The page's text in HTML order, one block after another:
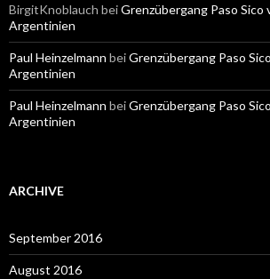
BirgitKnoblauch beiGrenzübergang Paso Sico
Argentinien
Paul Heinzelmann beiGrenzübergang Paso
Argentinien
Paul Heinzelmann beiGrenzübergang Paso
Argentinien
ARCHIVE
September 2016
August 2016